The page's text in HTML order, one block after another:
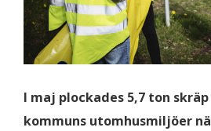
I maj plockades 5,7 ton
kommuns utomhusmiljöer